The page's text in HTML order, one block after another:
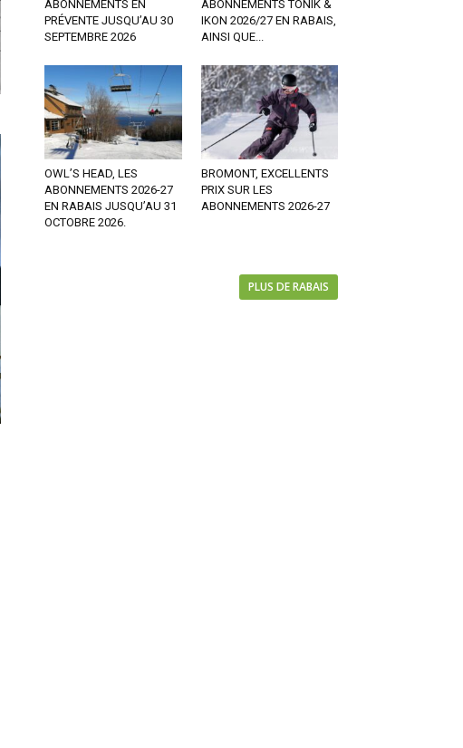
ABONNEMENTS EN
PRÉVENTE JUSQU’AU 30
SEPTEMBRE 2026
ABONNEMENTS TONIK &
IKON 2026/27 EN RABAIS,
AINSI QUE...
OWL’S HEAD, LES
ABONNEMENTS 2026-27
EN RABAIS JUSQU’AU 31
OCTOBRE 2026.
BROMONT, EXCELLENTS
PRIX SUR LES
ABONNEMENTS 2026-27
PLUS DE RABAIS